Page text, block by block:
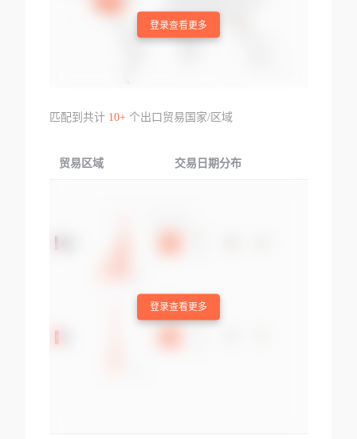
登录查看更多
匹配到共计 10+个出口贸易国家/区域
贸易区域 交易日期分布
登录查看更多